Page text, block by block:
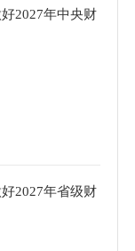
2027年中央财
2027年省级财